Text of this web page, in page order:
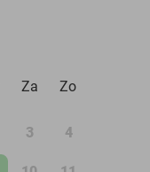
Za Zo
3 4